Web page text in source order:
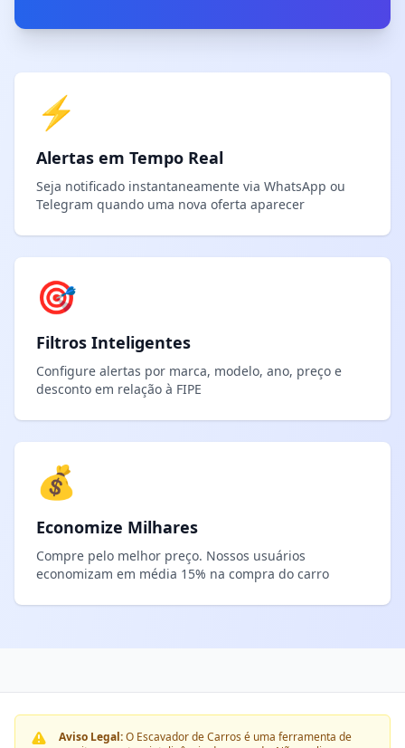
⚡
Alertas em Tempo Real
Seja notificado instantaneamente via WhatsApp ou
Telegram quando uma nova oferta aparecer
🎯
Filtros Inteligentes
Configure alertas por marca, modelo, ano, preço e
desconto em relação à FIPE
💰
Economize Milhares
Compre pelo melhor preço. Nossos usuários
economizam em média 15% na compra do carro
Aviso Legal:O Escavador de Carros é uma ferramenta de